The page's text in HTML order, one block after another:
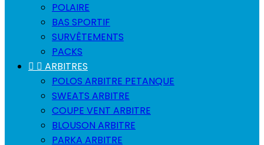
POLAIRE
BAS SPORTIF
SURVÊTEMENTS
PACKS
  ARBITRES
POLOS ARBITRE PETANQUE
SWEATS ARBITRE
COUPE VENT ARBITRE
BLOUSON ARBITRE
PARKA ARBITRE